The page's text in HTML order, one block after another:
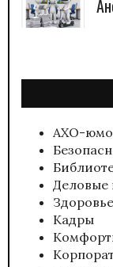
АХО-
Деловые
Кадры